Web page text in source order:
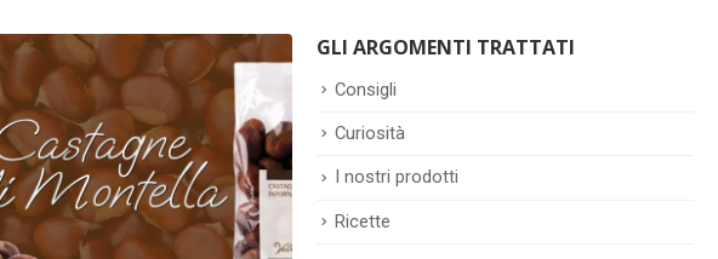
GLI ARGOMENTI TRATTATI
Consigli
Curiosità
I nostri prodotti
Ricette